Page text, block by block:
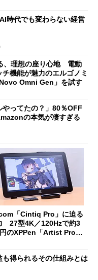
時代でも変わらない経営
、理想の座り心地 電動
機能が魅力のエルゴノミ
Omni Gen」を試す
やってたの？」80％OFF
の本気が凄すぎる
「Cintiq Pro」に迫る
27型4K／120Hzで約3
のXPPen「Artist Pro 2
得られるその仕組みとは